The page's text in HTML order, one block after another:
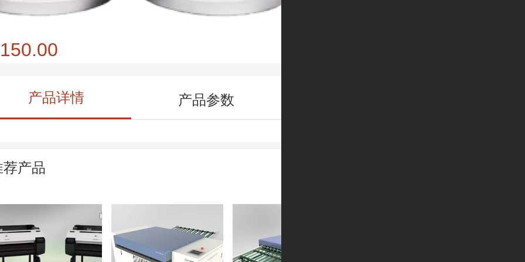
产品详情 产品参数
荐产品